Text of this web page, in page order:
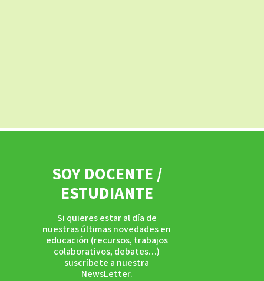
SOY DOCENTE /
ESTUDIANTE
Si quieres estar al día de
nuestras últimas novedades en
educación (recursos, trabajos
colaborativos, debates…)
suscríbete a nuestra
NewsLetter.